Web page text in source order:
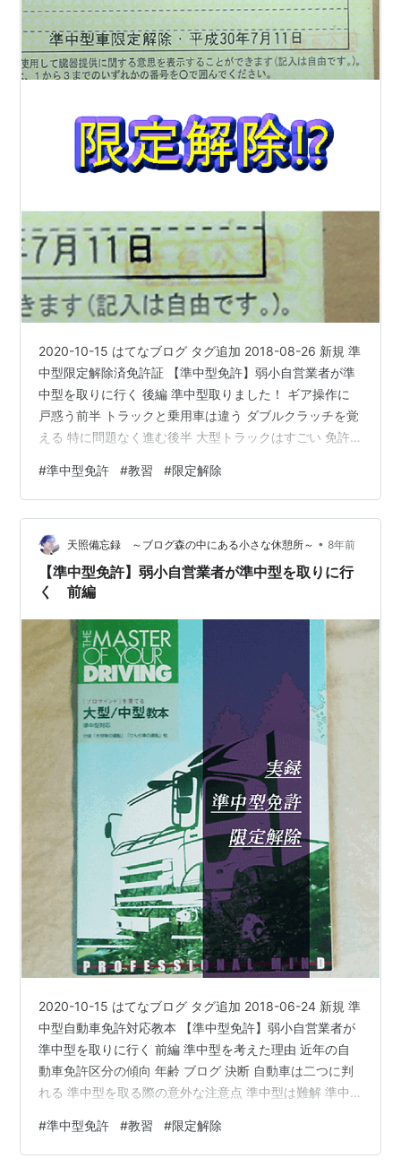
2020-10-15 はてなブログ タグ追加 2018-08-26 新規 準
中型限定解除済免許証 【準中型免許】弱小自営業者が準
中型を取りに行く 後編 準中型取りました！ ギア操作に
戸惑う前半 トラックと乗用車は違う ダブルクラッチを覚
える 特に問題なく進む後半 大型トラックはすごい 免許
作権の定められた条件(範囲)での利用◇筆者の知識、経験
筆者撮影物、制作物画像「ぱたくそ」「いらすとや」か
ら www.amaterasu-takayuki.club 準中型取りました！
準中型車限定解除印 皆様、酷暑の中、ご苦労様です。 い
ろいろ遭って、更新が…
#準中型免許 #教習 #限定解除
天照備忘録 ～ブログ森の中にある小さな休憩所～ • 8年前
【準中型免許】弱小自営業者が準中型を取りに行
く 前編
2020-10-15 はてなブログ タグ追加 2018-06-24 新規 準
中型自動車免許対応教本 【準中型免許】弱小自営業者が
準中型を取りに行く 前編 準中型を考えた理由 近年の自
動車免許区分の傾向 年齢 ブログ 決断 自動車は二つに判
れる 準中型を取る際の意外な注意点 準中型は難解 準中
参考、引用◆◇その他、著作権の定められた条件(範囲)
での利用◇筆者の知識、経験筆者撮影物、制作物画像
#準中型免許 #教習 #限定解除